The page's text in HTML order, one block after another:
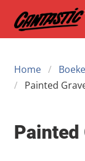
Home
Painted
Painted